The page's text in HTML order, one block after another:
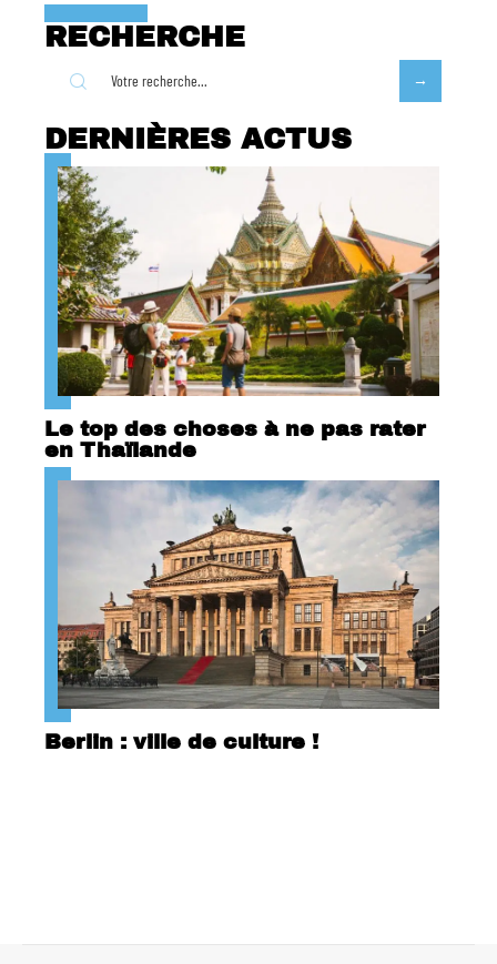
RECHERCHE
DERNIÈRES ACTUS
Le top des choses à ne pas rater
en Thaïlande
Berlin : ville de culture !